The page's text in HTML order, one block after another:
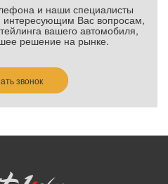
и наши специалисты
интересующим Вас вопросам,
вашего автомобиля,
решение на рынке.
звонок